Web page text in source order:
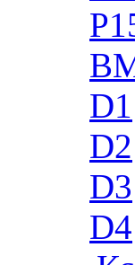
D1
D2
D3
D4